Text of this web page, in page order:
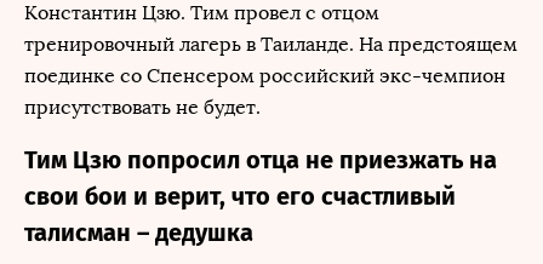
Константин Цзю. Тим провел с отцом
тренировочный лагерь в Таиланде. На предстоящем
поединке со Спенсером российский экс-чемпион
присутствовать не будет.
Тим Цзю попросил отца не приезжать на
свои бои и верит, что его счастливый
талисман – дедушка